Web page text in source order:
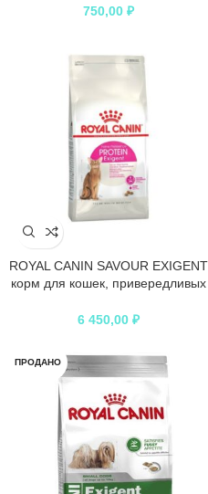
750,00 ₽
ROYAL CANIN SAVOUR EXIGENT
корм для кошек, привередливых
6 450,00 ₽
ПРОДАНО